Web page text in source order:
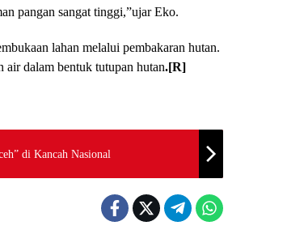
pangan sangat tinggi,”ujar Eko.
lahan melalui pembakaran hutan.
air dalam bentuk tutupan hutan.[R]
di Kancah Nasional